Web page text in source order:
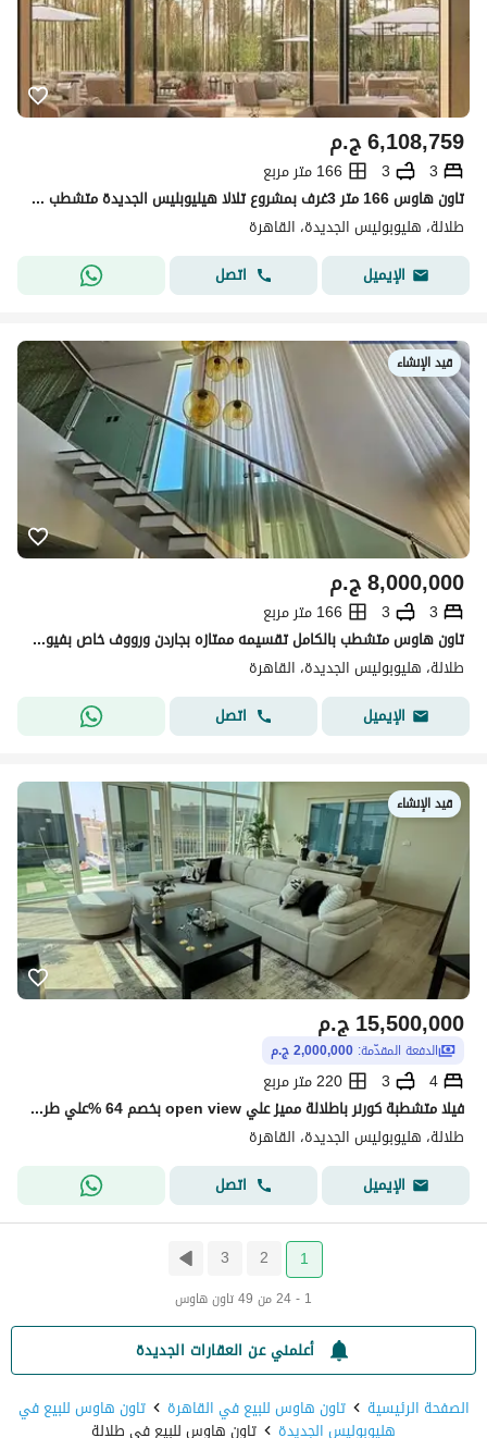
ج.م6,108,759
3
3
166 متر مربع
تاون هاوس 166 متر 3غرف بمشروع تلالا هيليوبليس الجديدة متشطب بالكامل خصم لكاش 64% ومتاح مقدم واقساط حتي 15 سنة
طلالة، هليوبوليس الجديدة، القاهرة
الإيميل
اتصل
قيد الإنشاء
ج.م8,000,000
3
3
166 متر مربع
تاون هاوس متشطب بالكامل تقسيمه ممتازه بجاردن ورووف خاص بفيو بحرى مفتوح بتقسيط علي 15 سنه _ طلاله talala
طلالة، هليوبوليس الجديدة، القاهرة
الإيميل
اتصل
قيد الإنشاء
ج.م15,500,000
الدفعة المقدّمة: 2,000,000 ج.م
4
3
220 متر مربع
فيلا متشطبة كورنر باطلالة مميز علي open view بخصم 64 %علي طريق السويس بجوار الجمال وامام المستقبل سيتي و بجوار مدينتي وسراي
طلالة، هليوبوليس الجديدة، القاهرة
الإيميل
اتصل
1
2
3
1 - 24 من 49 تاون هاوس
أعلمني عن العقارات الجديدة
الصفحة الرئيسية
تاون هاوس للبيع في القاهرة تاون هاوس للبيع في
هليوبوليس الجديدة تاون هاوس للبيع في طلالة